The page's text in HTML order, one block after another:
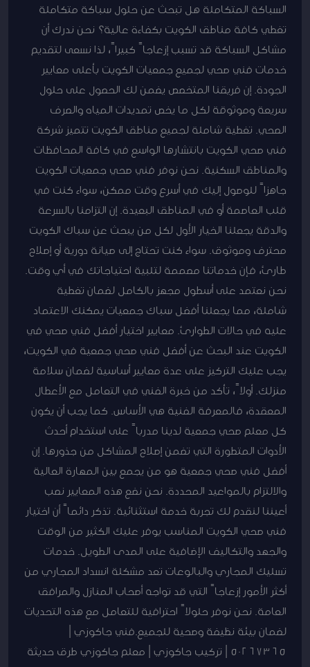
السباكة المتكاملة هل تبحث عن حلول سباكة متكاملة
تغطي كافة مناطق الكويت بكفاءة عالية؟ نحن ندرك أن
مشاكل السباكة قد تسبب إزعاجاً كبيراً، لذا نسعى لتقديم
خدمات فني صحي لجميع جمعيات الكويت بأعلى معايير
الجودة. إن فريقنا المتخصص يضمن لك الحصول على حلول
سريعة وموثوقة لكل ما يخص تمديدات المياه والصرف
الصحي. تغطية شاملة لجميع مناطق الكويت تتميز شركة
فني صحي الكويت بانتشارها الواسع في كافة المحافظات
والمناطق السكنية. نحن نوفر فني صحي جمعيات الكويت
جاهزاً للوصول إليك في أسرع وقت ممكن، سواء كنت في
قلب العاصمة أو في المناطق البعيدة. إن التزامنا بالسرعة
والدقة يجعلنا الخيار الأول لكل من يبحث عن سباك الكويت
محترف وموثوق. سواء كنت تحتاج إلى صيانة دورية أو إصلاح
طارئ، فإن خدماتنا مصممة لتلبية احتياجاتك في أي وقت.
نحن نعتمد على أسطول مجهز بالكامل لضمان تغطية
شاملة، مما يجعلنا أفضل سباك جمعيات يمكنك الاعتماد
عليه في حالات الطوارئ. معايير اختيار أفضل فني صحي في
الكويت عند البحث عن أفضل فني صحي جمعية في الكويت،
يجب عليك التركيز على عدة معايير أساسية لضمان سلامة
منزلك. أولاً، تأكد من خبرة الفني في التعامل مع الأعطال
المعقدة، فالمعرفة الفنية هي الأساس. كما يجب أن يكون
كل معلم صحي جمعية لدينا مدرباً على استخدام أحدث
الأدوات المتطورة التي تضمن إصلاح المشاكل من جذورها. إن
أفضل فني صحي جمعية هو من يجمع بين المهارة العالية
والالتزام بالمواعيد المحددة. نحن نضع هذه المعايير نصب
أعيننا لنقدم لك تجربة خدمة استثنائية. تذكر دائماً أن اختيار
فني صحي الكويت المناسب يوفر عليك الكثير من الوقت
والجهد والتكاليف الإضافية على المدى الطويل. خدمات
تسليك المجاري والبالوعات تعد مشكلة انسداد المجاري من
أكثر الأمور إزعاجاً التي قد تواجه أصحاب المنازل والمرافق
العامة. نحن نوفر حلولاً احترافية للتعامل مع هذه التحديات
لضمان بيئة نظيفة وصحية للجميع.فني جاكوزي |
50267365 | تركيب جاكوزي | معلم جاكوزي طرق حديثة